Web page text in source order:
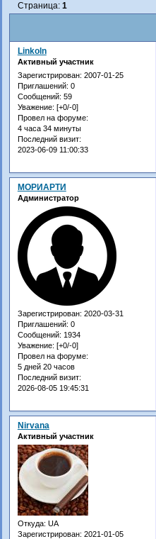
Страница: 1
Linkoln
Активный участник
Зарегистрирован: 2007-01-25
Приглашений: 0
Сообщений: 59
Уважение: [+0/-0]
Провел на форуме:
4 часа 34 минуты
Последний визит:
2023-06-09 11:00:33
МОРИАРТИ
Администратор
Зарегистрирован: 2020-03-31
Приглашений: 0
Сообщений: 1934
Уважение: [+0/-0]
Провел на форуме:
5 дней 20 часов
Последний визит:
2026-08-05 19:45:31
Nirvana
Активный участник
Откуда: UA
Зарегистрирован: 2021-01-05